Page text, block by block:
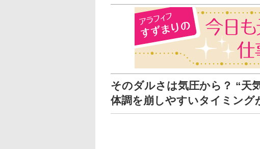
そのダルさは気圧から？ “天
体調を崩しやすいタイミング